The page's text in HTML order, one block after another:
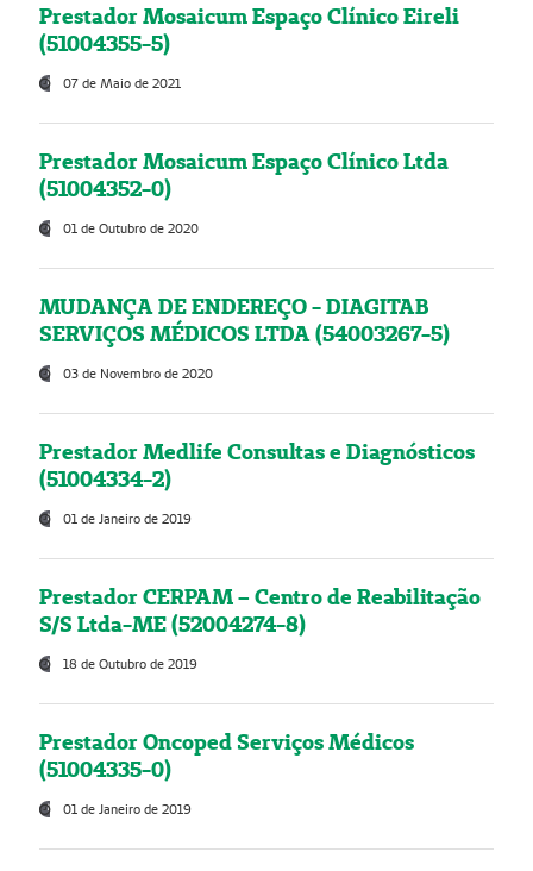
Prestador Mosaicum Espaço Clínico Eireli
(51004355-5)
07 de Maio de 2021
Prestador Mosaicum Espaço Clínico Ltda
(51004352-0)
01 de Outubro de 2020
MUDANÇA DE ENDEREÇO - DIAGITAB
SERVIÇOS MÉDICOS LTDA (54003267-5)
03 de Novembro de 2020
Prestador Medlife Consultas e Diagnósticos
(51004334-2)
01 de Janeiro de 2019
Prestador CERPAM – Centro de Reabilitação
S/S Ltda-ME (52004274-8)
18 de Outubro de 2019
Prestador Oncoped Serviços Médicos
(51004335-0)
01 de Janeiro de 2019